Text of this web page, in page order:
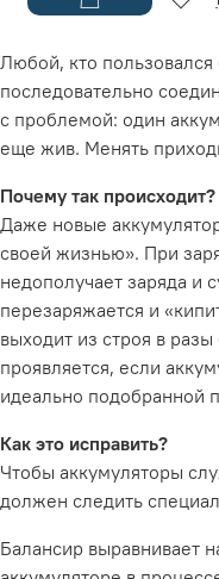
Любой, кто пользовался
последовательно
с проблемой: один
еще жив. Менять
Почему так происходит?
Даже новые
своей жизнью». При
недополучает заряда и
перезаряжается и
выходит из строя в
проявляется, если
идеально подобранной
Как это исправить?
Чтобы аккумуляторы
должен следить
Балансир выравнивает